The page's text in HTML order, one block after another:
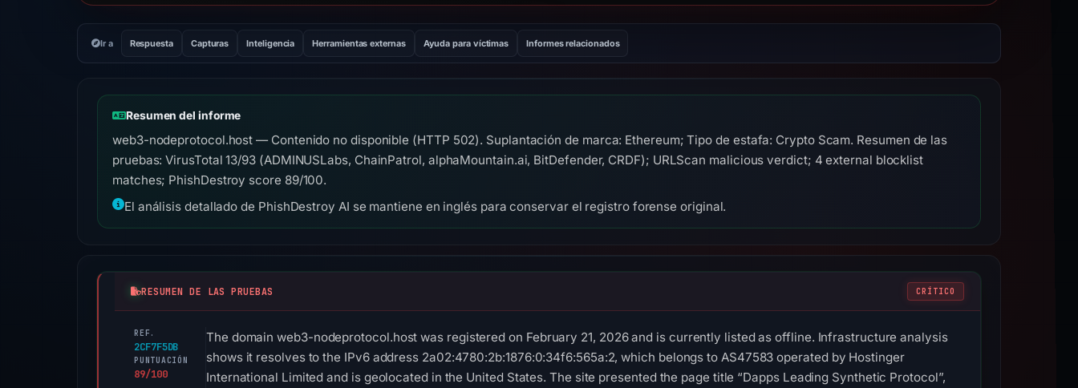
Ir a Respuesta Capturas Inteligencia Herramientas externas Ayuda para víctimas Informes relacionados
Resumen del informe
web3-nodeprotocol.host — Contenido no disponible (HTTP 502). Suplantación de marca: Ethereum; Tipo de estafa: Crypto Scam. Resumen de las
pruebas: VirusTotal 13/93 (ADMINUSLabs, ChainPatrol, alphaMountain.ai, BitDefender, CRDF); URLScan malicious verdict; 4 external blocklist
matches; PhishDestroy score 89/100.
El análisis detallado de PhishDestroy AI se mantiene en inglés para conservar el registro forense original.
RESUMEN DE LAS PRUEBAS CRÍTICO
REF.
2CF7F5DB
PUNTUACIÓN
89/100
The domain web3-nodeprotocol.host was registered on February 21, 2026 and is currently listed as offline. Infrastructure analysis
shows it resolves to the IPv6 address 2a02:4780:2b:1876:0:34f6:565a:2, which belongs to AS47583 operated by Hostinger
International Limited and is geolocated in the United States. The site presented the page title “Dapps Leading Synthetic Protocol”,